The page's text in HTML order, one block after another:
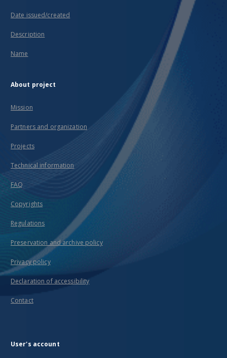
Date issued/created
Description
Name
About project
Mission
Partners and organization
Projects
Technical information
FAQ
Copyrights
Regulations
Preservation and archive policy
Privacy policy
Declaration of accessibility
Contact
User's account